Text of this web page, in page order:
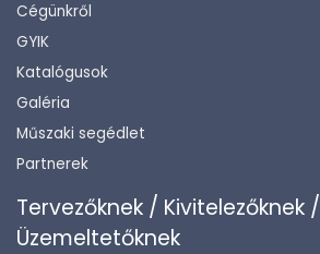
Cégünkről
GYIK
Katalógusok
Galéria
Műszaki segédlet
Partnerek
Tervezőknek / Kivitelezőknek /
Üzemeltetőknek